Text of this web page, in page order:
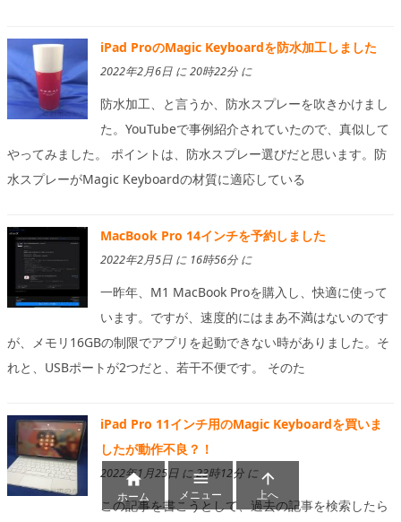
iPad ProのMagic Keyboardを防水加工しました
2022年2月6日 に 20時22分 に
防水加工、と言うか、防水スプレーを吹きかけまし
た。YouTubeで事例紹介されていたので、真似して
やってみました。 ポイントは、防水スプレー選びだと思います。防
水スプレーがMagic Keyboardの材質に適応している
MacBook Pro 14インチを予約しました
2022年2月5日 に 16時56分 に
一昨年、M1 MacBook Proを購入し、快適に使って
います。ですが、速度的にはまあ不満はないのです
が、メモリ16GBの制限でアプリを起動できない時がありました。そ
れと、USBポートが2つだと、若干不便です。 そのた
iPad Pro 11インチ用のMagic Keyboardを買いま
したが動作不良？！
2022年1月25日 に 23時12分 に
この記事を書こうとして、過去の記事を検索したら

ホーム

メニュー

上へ